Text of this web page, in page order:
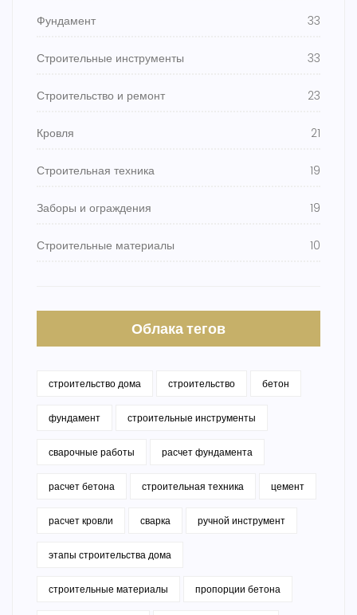
Фундамент 33
Строительные инструменты 33
Строительство и ремонт 23
Кровля 21
Строительная техника 19
Заборы и ограждения 19
Строительные материалы 10
Облака тегов
строительство дома строительство бетон
фундамент строительные инструменты
сварочные работы расчет фундамента
расчет бетона строительная техника цемент
расчет кровли сварка ручной инструмент
этапы строительства дома
строительные материалы пропорции бетона